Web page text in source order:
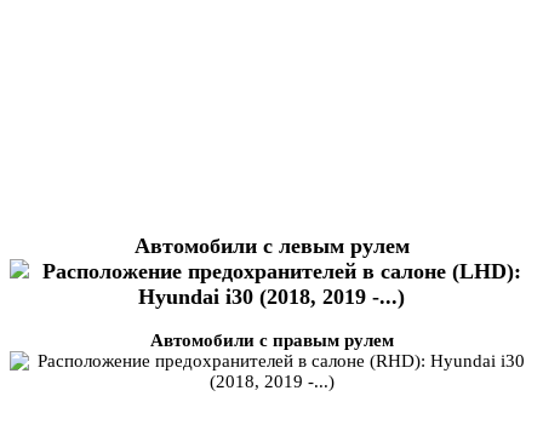
Автомобили с левым рулем
Автомобили с правым рулем